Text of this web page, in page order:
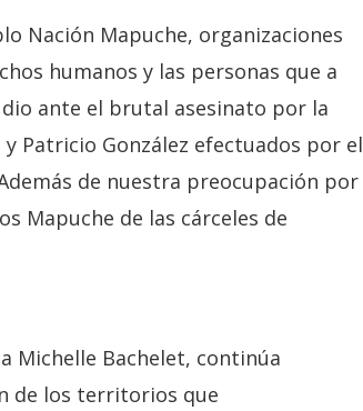
Nación Mapuche, organizaciones
humanos y las personas que a
ante el brutal asesinato por la
Patricio González efectuados por el
de nuestra preocupación por
Mapuche de las cárceles de
Michelle Bachelet, continúa
de los territorios que